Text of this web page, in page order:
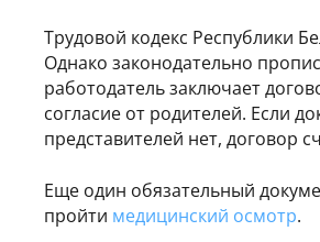
Трудовой кодекс Республики
Однако законодательно
работодатель заключает
согласие от родителей. Если
представителей нет, договор
Еще один обязательный
пройти медицинский осмотр.